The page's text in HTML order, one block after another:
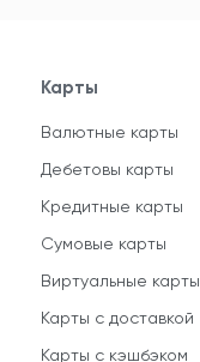
Карты
Валютные карты
Дебетовы карты
Кредитные карты
Сумовые карты
Виртуальные карты
Карты с доставкой
Карты с кэшбэком